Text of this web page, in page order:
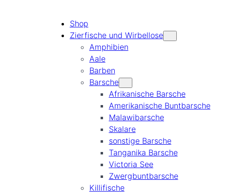
Shop
Zierfische und Wirbellose
Amphibien
Aale
Barben
Barsche
Afrikanische Barsche
Amerikanische Buntbarsche
Malawibarsche
Skalare
sonstige Barsche
Tanganika Barsche
Victoria See
Zwergbuntbarsche
Killifische